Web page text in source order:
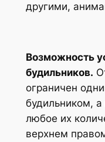
другими,
Возможность
будильников.
ограничен
будильником, а
любое их
верхнем